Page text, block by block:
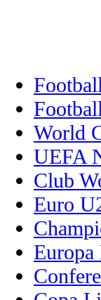
World
UEFA
Club
Euro
Europa